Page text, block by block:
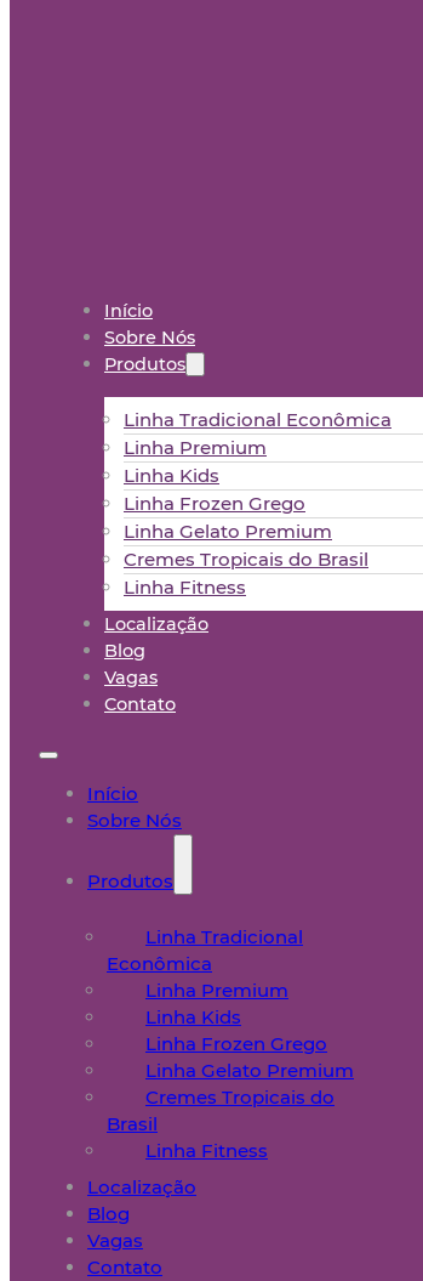
Início
Sobre Nós
Produtos
Linha Tradicional Econômica
Linha Premium
Linha Kids
Linha Frozen Grego
Linha Gelato Premium
Cremes Tropicais do Brasil
Linha Fitness
Localização
Blog
Vagas
Contato
Início
Sobre Nós
Produtos
Linha Tradicional
Econômica
Linha Premium
Linha Kids
Linha Frozen Grego
Linha Gelato Premium
Cremes Tropicais do
Brasil
Linha Fitness
Localização
Blog
Vagas
Contato